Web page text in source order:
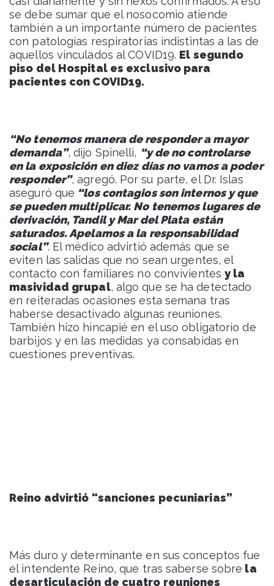
se debe sumar que el nosocomio atiende
también a un importante número de pacientes
con patologías respiratorias indistintas a las de
aquellos vinculados al COVID19. El segundo
piso del Hospital es exclusivo para
pacientes con COVID19.
“No tenemos manera de responder a mayor
demanda”, dijo Spinelli, “y de no controlarse
en la exposición en diez días no vamos a poder
responder”, agregó. Por su parte, el Dr. Islas
aseguró que “los contagios son internos y que
se pueden multiplicar. No tenemos lugares de
derivación, Tandil y Mar del Plata están
saturados. Apelamos a la responsabilidad
social”. El médico advirtió además que se
eviten las salidas que no sean urgentes, el
contacto con familiares no convivientesy la
masividad grupal, algo que se ha detectado
en reiteradas ocasiones esta semana tras
haberse desactivado algunas reuniones.
También hizo hincapié en el uso obligatorio de
barbijos y en las medidas ya consabidas en
cuestiones preventivas.
Reino advirtió “sanciones pecuniarias”
Más duro y determinante en sus conceptos fue
el intendente Reino, que tras saberse sobre la
desarticulación de cuatro reuniones